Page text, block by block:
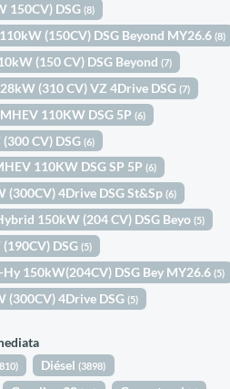
150CV) DSG(8)
(150CV) DSG Beyond MY26.6(8)
(150 CV) DSG Beyond(7)
(310 CV) VZ 4Drive DSG(7)
110KW DSG 5P(6)
(300 CV) DSG(6)
110KW DSG SP 5P(6)
(300CV) 4Drive DSG St&Sp(6)
150kW (204 CV) DSG Beyo(5)
(190CV) DSG(5)
150kW(204CV) DSG Bey MY26.6(5)
(300CV) 4Drive DSG(5)
Diésel(3898)